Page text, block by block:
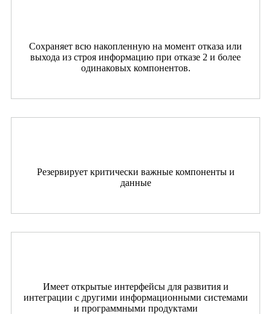
Сохраняет всю накопленную на момент отказа или
выхода из строя информацию при отказе 2 и более
одинаковых компонентов.
Резервирует критически важные компоненты и
данные
Имеет открытые интерфейсы для развития и
интеграции с другими информационными системами
и программными продуктами